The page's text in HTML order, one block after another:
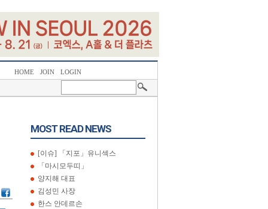
HOME JOIN LOGIN
MOST READ NEWS
[이슈] 「지포」유니섹스
「마시모두띠」
양지해 대표
김성민 사장
한스 안데르손